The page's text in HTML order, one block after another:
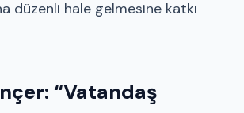
düzenli hale gelmesine katkı
“Vatandaş